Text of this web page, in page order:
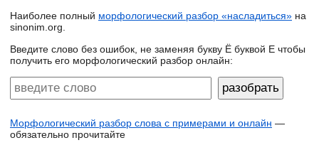
Наиболее полный морфологический разбор «насладиться» на
sinonim.org.
Введите слово без ошибок, не заменяя букву Ё буквой Е чтобы
получить его морфологический разбор онлайн:
Морфологический разбор слова с примерами и онлайн —
обязательно прочитайте